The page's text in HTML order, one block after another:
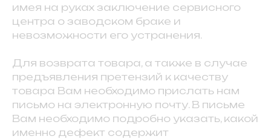
имея на руках заключение сервисного
центра о заводском браке и
невозможности его устранения.
Для возврата товара, а также в случае
предъявления претензий к качеству
товара Вам необходимо прислать нам
письмо на электронную почту. В письме
Вам необходимо подробно указать, какой
именно дефект содержит